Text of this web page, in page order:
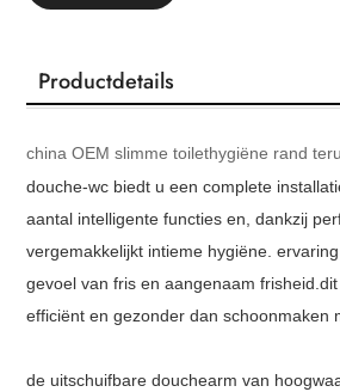
Productdetails
china OEM slimme toilethygiëne rand
douche-wc biedt u een complete
aantal intelligente functies en, dankzij
vergemakkelijkt intieme hygiëne.
gevoel van fris en aangenaam
efficiënt en gezonder dan schoonmaken
de uitschuifbare douchearm van